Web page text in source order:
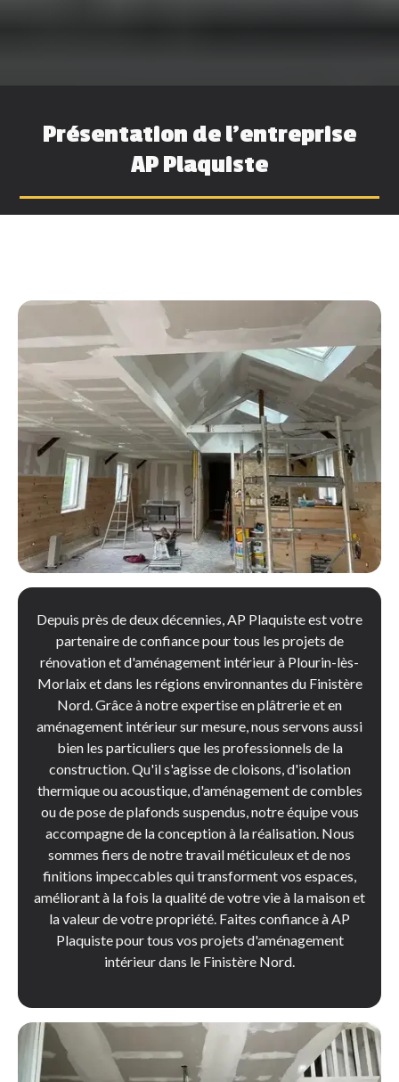
Présentation de l’entreprise
AP Plaquiste
Depuis près de deux décennies, AP Plaquiste est votre
partenaire de confiance pour tous les projets de
rénovation et d'aménagement intérieur à Plourin-lès-
Morlaix et dans les régions environnantes du Finistère
Nord. Grâce à notre expertise en plâtrerie et en
aménagement intérieur sur mesure, nous servons aussi
bien les particuliers que les professionnels de la
construction. Qu'il s'agisse de cloisons, d'isolation
thermique ou acoustique, d'aménagement de combles
ou de pose de plafonds suspendus, notre équipe vous
accompagne de la conception à la réalisation. Nous
sommes fiers de notre travail méticuleux et de nos
finitions impeccables qui transforment vos espaces,
améliorant à la fois la qualité de votre vie à la maison et
la valeur de votre propriété. Faites confiance à AP
Plaquiste pour tous vos projets d'aménagement
intérieur dans le Finistère Nord.